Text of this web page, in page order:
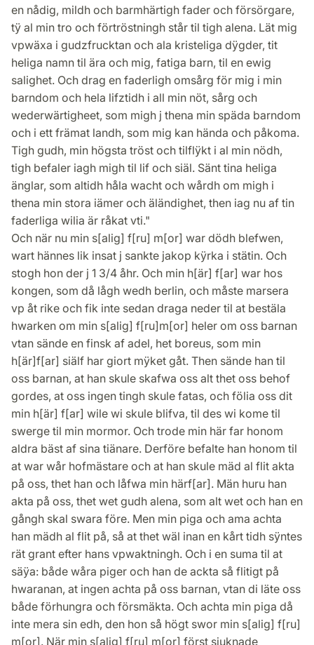
en nådig, mildh och barmhärtigh fader och försörgare,
tÿ al min tro och förtröstningh står til tigh alena. Lät mig
vpwäxa i gudzfrucktan och ala kristeliga dÿgder, tit
heliga namn til ära och mig, fatiga barn, til en ewig
salighet. Och drag en faderligh omsårg för mig i min
barndom och hela lifztidh i all min nöt, sårg och
wederwärtigheet, som migh j thena min späda barndom
och i ett främat landh, som mig kan hända och påkoma.
Tigh gudh, min högsta tröst och tilflÿkt i al min nödh,
tigh befaler iagh migh til lif och siäl. Sänt tina heliga
änglar, som altidh håla wacht och wårdh om migh i
thena min stora iämer och äländighet, then iag nu af tin
faderliga wilia är råkat vti."
Och när nu min s[alig] f[ru] m[or] war dödh blefwen,
wart hännes lik insat j sankte jakop kÿrka i stätin. Och
stogh hon der j 1 3/4 åhr. Och min h[är] f[ar] war hos
kongen, som då lågh wedh berlin, och måste marsera
vp åt rike och fik inte sedan draga neder til at bestäla
hwarken om min s[alig] f[ru]m[or] heler om oss barnan
vtan sände en finsk af adel, het boreus, som min
h[är]f[ar] siälf har giort mÿket gåt. Then sände han til
oss barnan, at han skule skafwa oss alt thet oss behof
gordes, at oss ingen tingh skule fatas, och fölia oss dit
min h[är] f[ar] wile wi skule blifva, til des wi kome til
swerge til min mormor. Och trode min här far honom
aldra bäst af sina tiänare. Derföre befalte han honom til
at war wår hofmästare och at han skule mäd al flit akta
på oss, thet han och låfwa min härf[ar]. Män huru han
akta på oss, thet wet gudh alena, som alt wet och han en
gångh skal swara före. Men min piga och ama achta
han mädh al flit på, så at thet wäl inan en kårt tidh sÿntes
rät grant efter hans vpwaktningh. Och i en suma til at
säÿa: både wåra piger och han de ackta så flitigt på
hwaranan, at ingen achta på oss barnan, vtan di läte oss
både förhungra och försmäkta. Och achta min piga då
inte mera sin edh, den hon så högt swor min s[alig] f[ru]
m[or]. När min s[alig] f[ru] m[or] först siuknade